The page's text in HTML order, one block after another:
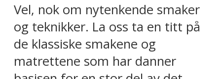
Vel, nok om nytenkende smaker
og teknikker. La oss ta en titt på
de klassiske smakene og
matrettene som har danner